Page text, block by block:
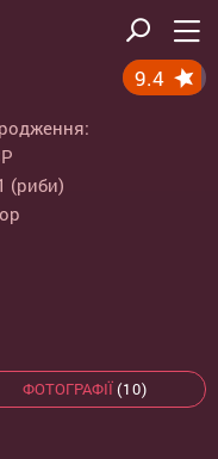
9.4
(риби)
ФОТОГРАФІЇ(10)